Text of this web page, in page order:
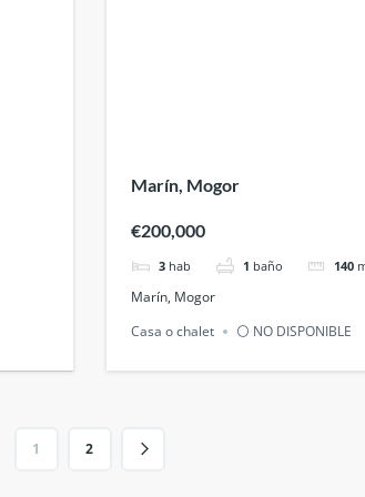
Marín, Mogor
€200,000
3 hab 1 baño 140
Marín, Mogor
Casa o chalet
⚪ NO DISPONIBLE
1 2